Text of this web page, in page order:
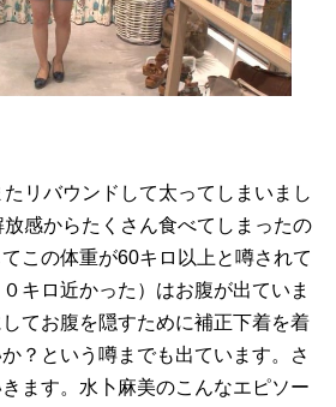
リバウンドして太ってしまいまし
感からたくさん食べてしまったの
この体重が60キロ以上と噂されて
キロ近かった）はお腹が出ていま
てお腹を隠すために補正下着を着
？という噂までも出ています。さ
ます。水卜麻美のこんなエピソー